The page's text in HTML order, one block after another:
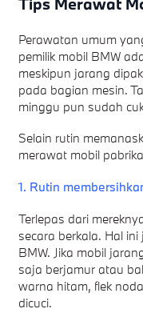
Perawatan umum
pemilik mobil BMW
meskipun jarang
pada bagian mesin.
minggu pun sudah
Selain rutin
merawat mobil
1. Rutin
Terlepas dari
secara berkala. Hal
BMW. Jika mobil
saja berjamur atau
warna hitam, flek
dicuci.